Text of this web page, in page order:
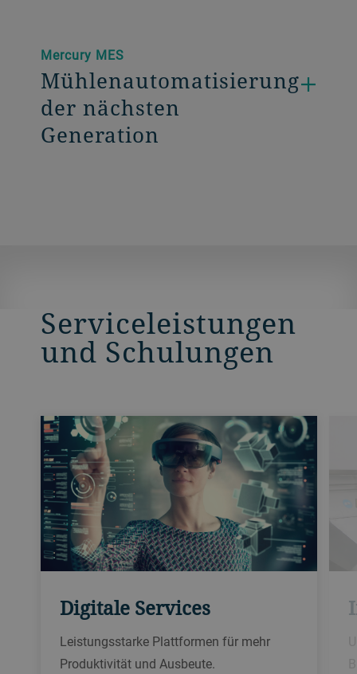
Mercury MES
Mühlenautomatisierung
der nächsten
Generation
Serviceleistungen
und Schulungen
Digitale Services​
Leistungsstarke Plattformen für mehr
Produktivität und Ausbeute.